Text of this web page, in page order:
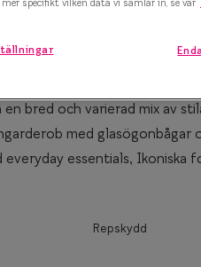
Collection
bred och varierad mix av
med glasögonbågar
essentials, Ikoniska
Repskydd
specifikt vilken data vi samlar in, se vår